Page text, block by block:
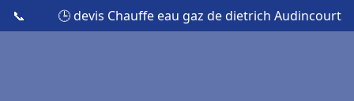
📞 🕒 devis Chauffe eau gaz de dietrich Audincourt